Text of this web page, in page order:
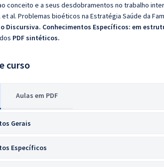
conceito e a seus desdobramentos no trabalho
et al. Problemas bioéticos na Estratégia Saúde da
Discursiva. Conhecimentos Específicos: em
PDF sintéticos.
curso
Aulas em PDF
Gerais
Específicos